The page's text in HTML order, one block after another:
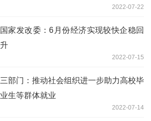
2022-07-22
国家发改委：6月份经济实现较快企稳回
升
2022-07-15
三部门：推动社会组织进一步助力高校毕
业生等群体就业
2022-07-14